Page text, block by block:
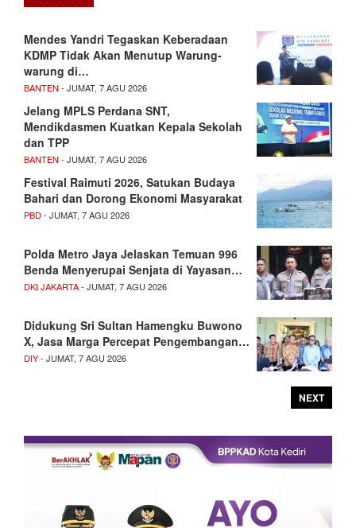
Mendes Yandri Tegaskan Keberadaan
KDMP Tidak Akan Menutup Warung-
warung di…
BANTEN - JUMAT, 7 AGU 2026
Jelang MPLS Perdana SNT,
Mendikdasmen Kuatkan Kepala Sekolah
dan TPP
BANTEN - JUMAT, 7 AGU 2026
Festival Raimuti 2026, Satukan Budaya
Bahari dan Dorong Ekonomi Masyarakat
PBD- JUMAT, 7 AGU 2026
Polda Metro Jaya Jelaskan Temuan 996
Benda Menyerupai Senjata di Yayasan…
DKI JAKARTA- JUMAT, 7 AGU 2026
Didukung Sri Sultan Hamengku Buwono
X, Jasa Marga Percepat Pengembangan…
DIY- JUMAT, 7 AGU 2026
NEXT